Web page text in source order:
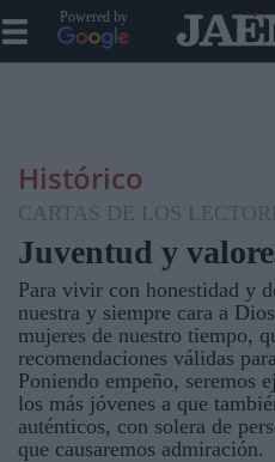
Powered by
Histórico
CARTAS DE LOS
Juventud y
Para vivir con honestidad y
nuestra y siempre cara a
mujeres de nuestro tiempo,
recomendaciones válidas
Poniendo empeño, seremos
los más jóvenes a que
auténticos, con solera de
que causaremos admiración.